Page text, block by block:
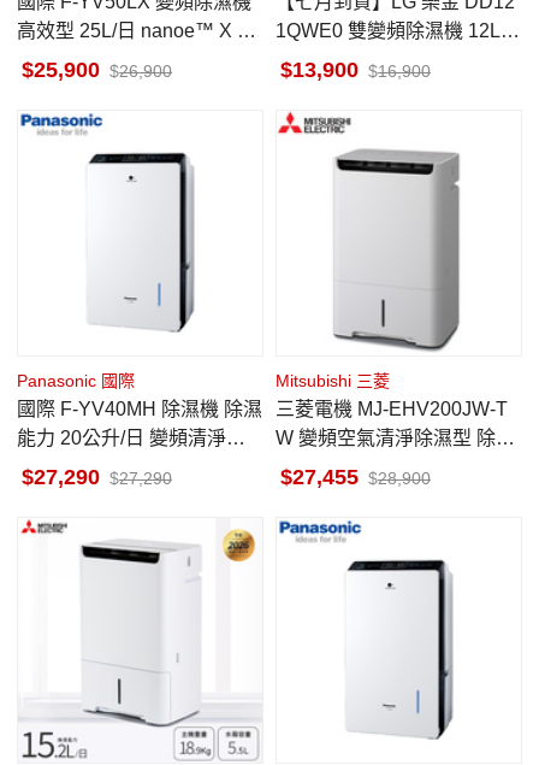
高效型 25L/日 nanoe™ X 健
康科技
25,900 26,900
1QWE0 雙變頻除濕機 12L/
13,900 16,900
Panasonic 國際
國際 F-YV40MH 除濕機 除濕
能力 20公升/日 變頻清淨型 n
anoe™ X健康科技
27,290 27,290
Mitsubishi 三菱
三菱電機 MJ-EHV200JW-T
W 變頻空氣清淨除濕型 除濕
機 20L/日 日本製
27,455 28,900